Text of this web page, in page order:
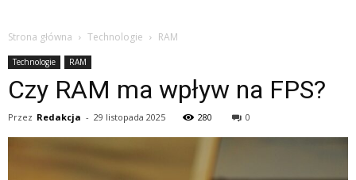
Strona główna Technologie RAM
Technologie RAM
Czy RAM ma wpływ na FPS?
Przez Redakcja - 29 listopada 2025 280 0